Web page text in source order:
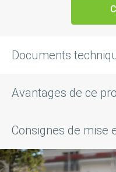
Documents
Avantages de ce
Consignes de mise